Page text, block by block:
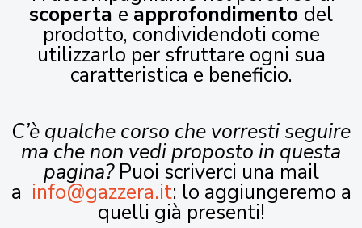
scoperta e approfondimento del
prodotto, condividendoti come
utilizzarlo per sfruttare ogni sua
caratteristica e beneficio.
C’è qualche corso che vorresti seguire
ma che non vedi proposto in questa
pagina?Puoi scriverci una mail
a info@gazzera.it: lo aggiungeremo a
quelli già presenti!